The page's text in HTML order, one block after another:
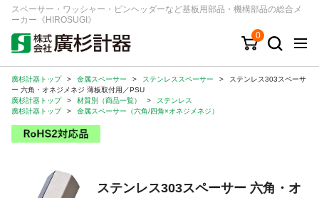
スペーサー・ワッシャー・ピンヘッダーなど基板用部品・機構部品の総合メ
ーカー《HIROSUGI》
0
キーワード 品番/シリーズ
商品カテゴリから探す
ジャンルから探す
廣杉計器トップ > 金属スペーサー > ステンレススペーサー >
ステンレス303スペーサ
ー 六角・オネジメネジ 薄板取付用／PSU
廣杉計器トップ
> 材質別（商品一覧） >
ステンレス
廣杉計器トップ
> 金属スペーサー（六角/四角×オネジメネジ）
ステンレス303スペーサー 六角・オ